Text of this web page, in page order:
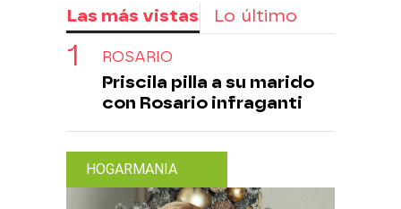
Las más vistas Lo último
ROSARIO
Priscila pilla a su marido
con Rosario infraganti
HOGARMANIA